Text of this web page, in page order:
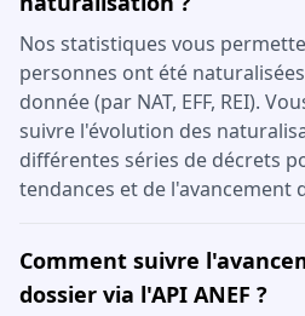
Nos statistiques vous
personnes ont été
donnée (par NAT, EFF, REI).
suivre l'évolution des
différentes séries de décrets
tendances et de l'avancement
Comment suivre
dossier via l'API ANEF ?